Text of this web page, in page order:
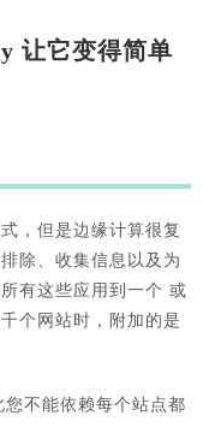
让它变得简单
，但是边缘计算很复
除、收集信息以及为
有这些应用到一个 或
个网站时，附加的是
不能依赖每个站点都